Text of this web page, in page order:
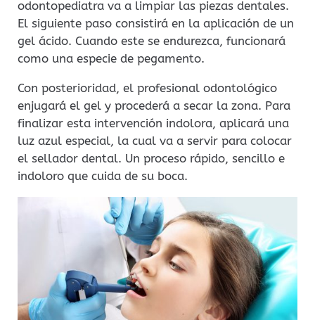
odontopediatra va a limpiar las piezas dentales.
El siguiente paso consistirá en la aplicación de un
gel ácido. Cuando este se endurezca, funcionará
como una especie de pegamento.
Con posterioridad, el profesional odontológico
enjugará el gel y procederá a secar la zona. Para
finalizar esta intervención indolora, aplicará una
luz azul especial, la cual va a servir para colocar
el sellador dental. Un proceso rápido, sencillo e
indoloro que cuida de su boca.